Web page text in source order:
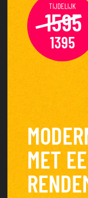
MET
TIJDELIJK
1595
1395